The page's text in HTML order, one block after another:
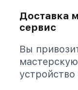
Доставка
сервис
Вы